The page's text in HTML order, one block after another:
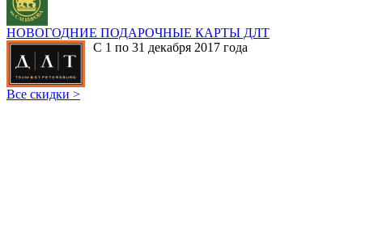
НОВОГОДНИЕ ПОДАРОЧНЫЕ КАРТЫ ДЛТ
С 1 по 31 декабря 2017 года
Все скидки >